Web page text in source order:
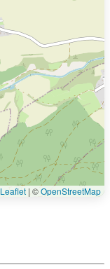
Leaflet | ©OpenStreetMap